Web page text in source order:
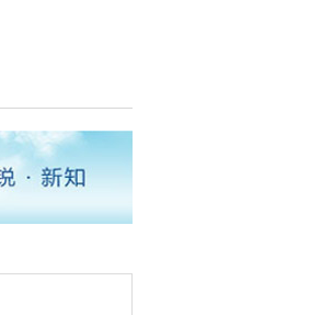
男孩带爸骑行
undefined
月我国使用外资
undefined